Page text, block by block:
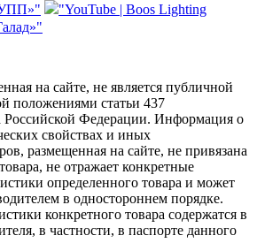
"YouTube | Boos Lighting
на сайте, не является публичной
положениями статьи 437
Российской Федерации. Информация о
свойствах и иных
размещенная на сайте, не привязана
не отражает конкретные
определенного товара и может
в одностороннем порядке.
конкретного товара содержатся в
в частности, в паспорте данного